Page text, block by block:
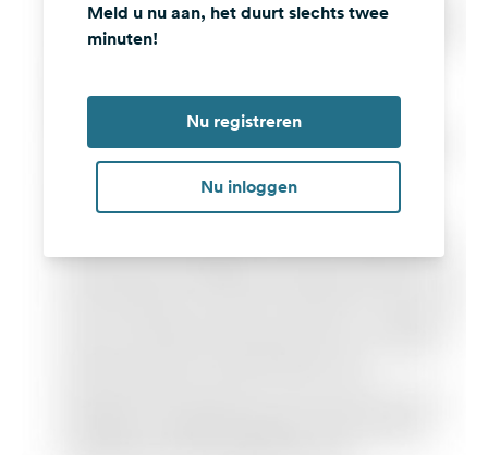
Meld u nu aan, het duurt slechts twee
minuten!
Nu registreren
Nu inloggen